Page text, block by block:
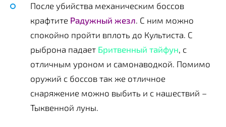
После убийства механическим боссов
крафтите Радужный жезл. С ним можно
спокойно пройти вплоть до Культиста. С
рыброна падает Бритвенный тайфун, с
отличным уроном и самонаводкой. Помимо
оружий с боссов так же отличное
снаряжение можно выбить и с нашествий –
Тыквенной луны.